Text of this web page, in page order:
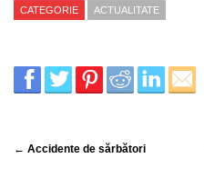
CATEGORIE ACTUALITATE
← Accidente de sărbători